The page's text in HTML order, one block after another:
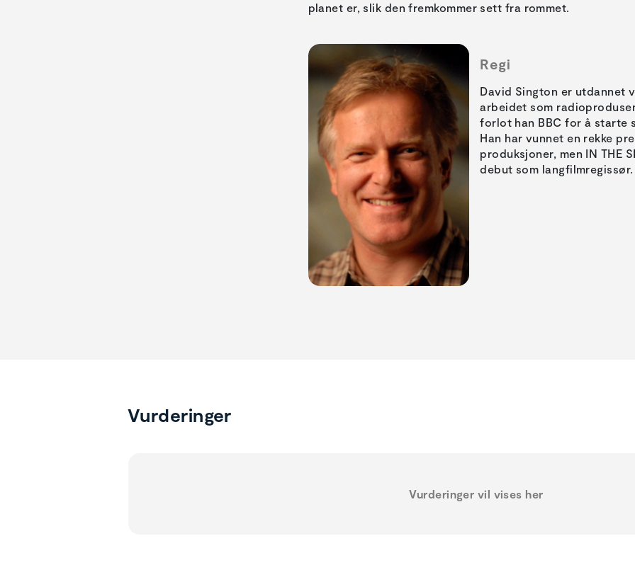
planet er, slik den fremkommer sett fra rommet.
Regi
David Sington er utdannet
arbeidet som
forlot han BBC for å starte
Han har vunnet en rekke
produksjoner, men IN THE
debut som langfilmregissør.
Vurderinger
Vurderinger vil vises her